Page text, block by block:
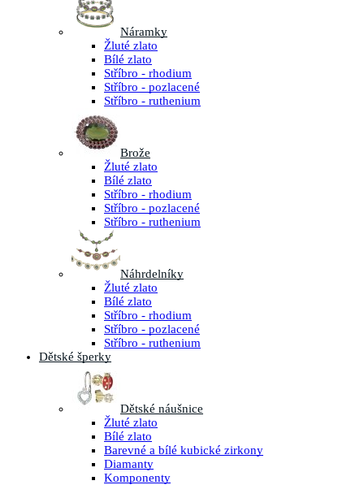
Náramky
Žluté zlato
Bílé zlato
Stříbro - rhodium
Stříbro - pozlacené
Stříbro - ruthenium
Brože
Žluté zlato
Bílé zlato
Stříbro - rhodium
Stříbro - pozlacené
Stříbro - ruthenium
Náhrdelníky
Žluté zlato
Bílé zlato
Stříbro - rhodium
Stříbro - pozlacené
Stříbro - ruthenium
Dětské šperky
Dětské náušnice
Žluté zlato
Bílé zlato
Barevné a bílé kubické zirkony
Diamanty
Komponenty